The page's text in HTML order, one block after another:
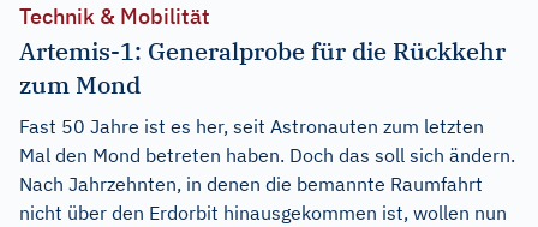
Technik & Mobilität
Artemis-1: Generalprobe für die Rückkehr
zum Mond
Fast 50 Jahre ist es her, seit Astronauten zum letzten
Mal den Mond betreten haben. Doch das soll sich ändern.
Nach Jahrzehnten, in denen die bemannte Raumfahrt
nicht über den Erdorbit hinausgekommen ist, wollen nun